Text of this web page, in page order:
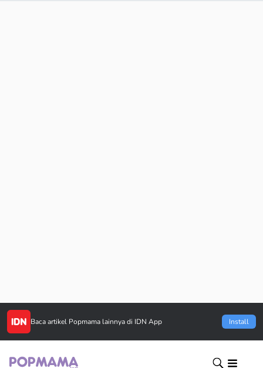
Baca artikel Popmama lainnya di IDN App Install